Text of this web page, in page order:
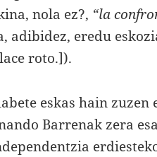
nola ez?, “la
adibidez, eredu
roto.]).
eskas hain zuzen
Barrenak zera